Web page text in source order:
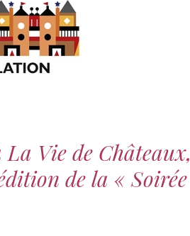
La Vie de Châteaux,
de la « Soirée